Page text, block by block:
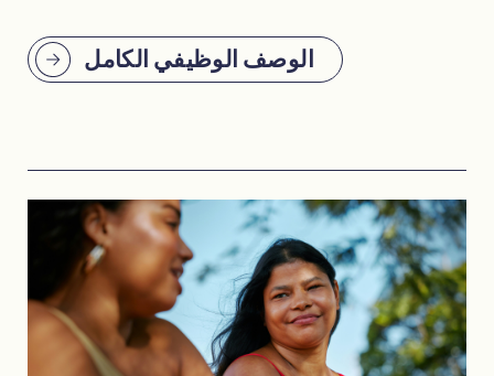
الوصف الوظيفي الكامل